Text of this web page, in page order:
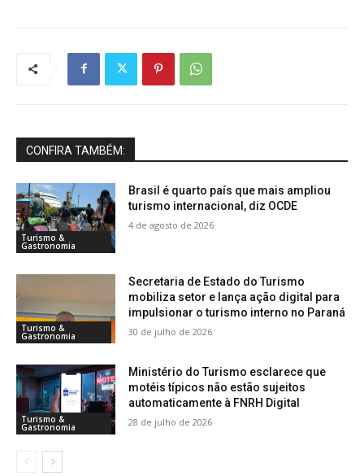
CONFIRA TAMBÉM:
Turismo &
Gastronomia
Brasil é quarto país que mais ampliou
turismo internacional, diz OCDE
4 de agosto de 2026
Turismo &
Gastronomia
Secretaria de Estado do Turismo
mobiliza setor e lança ação digital para
impulsionar o turismo interno no Paraná
30 de julho de 2026
Turismo &
Gastronomia
Ministério do Turismo esclarece que
motéis típicos não estão sujeitos
automaticamente à FNRH Digital
28 de julho de 2026